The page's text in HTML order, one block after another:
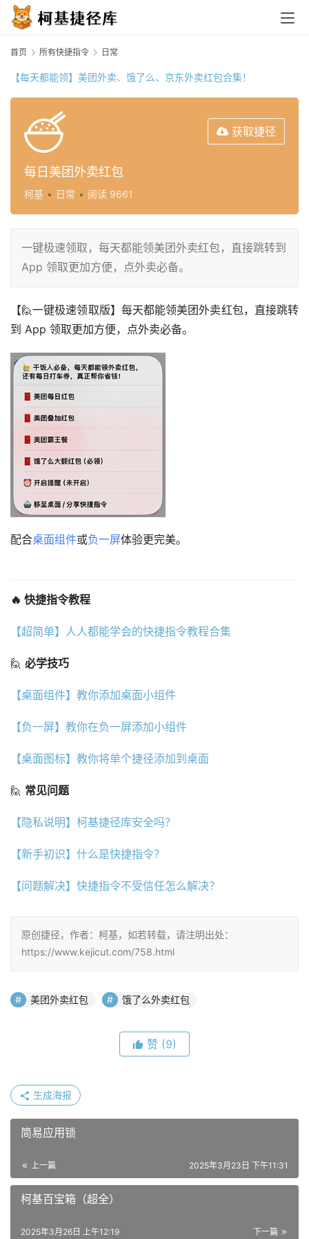
首页 所有快捷指令 日常
【每天都能领】美团外卖、饿了么、京东外卖红包合集！
每日美团外卖红包
柯基 • 日常 • 阅读 9661
获取捷径
一键极速领取，每天都能领美团外卖红包，直接跳转到
App 领取更加方便，点外卖必备。
【🙋一键极速领取版】每天都能领美团外卖红包，直接跳转
到 App 领取更加方便，点外卖必备。
配合桌面组件或负一屏体验更完美。
🔥 快捷指令教程
【超简单】人人都能学会的快捷指令教程合集
🙋 必学技巧
【桌面组件】教你添加桌面小组件
【负一屏】教你在负一屏添加小组件
【桌面图标】教你将单个捷径添加到桌面
🙋 常见问题
【隐私说明】柯基捷径库安全吗？
【新手初识】什么是快捷指令？
【问题解决】快捷指令不受信任怎么解决？
原创捷径，作者：柯基，如若转载，请注明出处：
https://www.kejicut.com/758.html
美团外卖红包 饿了么外卖红包
赞 (9)
生成海报
简易应用锁
上一篇 2025年3月23日 下午11:31
柯基百宝箱（超全）
下一篇
2025年3月26日 上午12:19